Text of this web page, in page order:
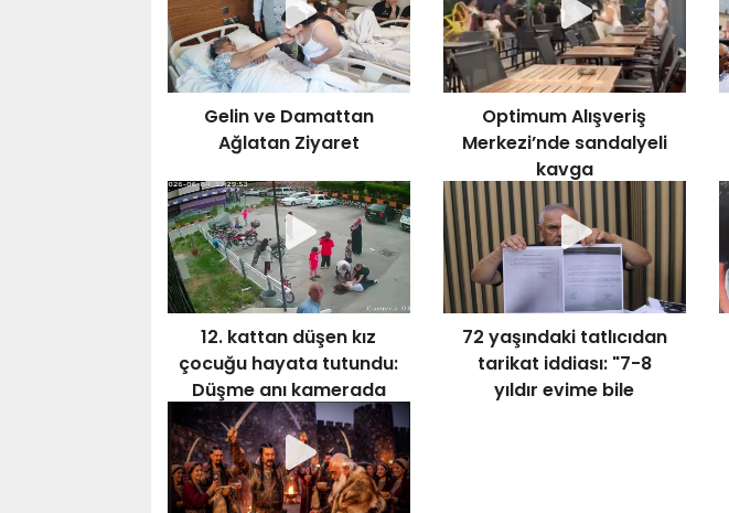
Gelin ve Damattan
Ağlatan Ziyaret
Optimum Alışveriş
Merkezi’nde sandalyeli
kavga
12. kattan düşen kız
çocuğu hayata tutundu:
Düşme anı kamerada
72 yaşındaki tatlıcıdan
tarikat iddiası: "7-8
yıldır evime bile